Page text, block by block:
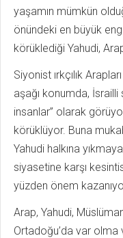
yaşamın mümkün
önündeki en büyük
körüklediği Yahudi,
Siyonist ırkçılık
aşağı konumda, İsrailli
insanlar” olarak
körüklüyor. Buna
Yahudi halkına
siyasetine karşı
yüzden önem
Arap, Yahudi,
Ortadoğu’da var olma